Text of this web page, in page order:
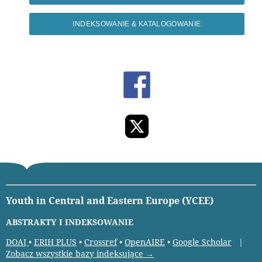
INDEKSOWANIE & KATALOGOWANIE
Youth in Central and Eastern Europe (YCEE)
ABSTRAKTY I INDEKSOWANIE
DOAJ • ERIH PLUS • Crossref• OpenAIRE • Google Scholar |
Zobacz wszystkie bazy indeksujące →